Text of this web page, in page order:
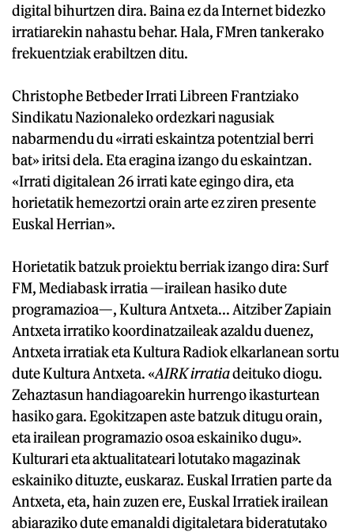
digital bihurtzen dira. Baina ez da Internet bidezko
irratiarekin nahastu behar. Hala, FMren tankerako
frekuentziak erabiltzen ditu.
Christophe Betbeder Irrati Libreen Frantziako
Sindikatu Nazionaleko ordezkari nagusiak
nabarmendu du «irrati eskaintza potentzial berri
bat» iritsi dela. Eta eragina izango du eskaintzan.
«Irrati digitalean 26 irrati kate egingo dira, eta
horietatik hemezortzi orain arte ez ziren presente
Euskal Herrian».
Horietatik batzuk proiektu berriak izango dira: Surf
FM, Mediabask irratia —irailean hasiko dute
programazioa—, Kultura Antxeta... Aitziber Zapiain
Antxeta irratiko koordinatzaileak azaldu duenez,
Antxeta irratiak eta Kultura Radiok elkarlanean sortu
dute Kultura Antxeta. «AIRK irratiadeituko diogu.
Zehaztasun handiagoarekin hurrengo ikasturtean
hasiko gara. Egokitzapen aste batzuk ditugu orain,
eta irailean programazio osoa eskainiko dugu».
Kulturari eta aktualitateari lotutako magazinak
eskainiko dituzte, euskaraz. Euskal Irratien parte da
Antxeta, eta, hain zuzen ere, Euskal Irratiek irailean
abiaraziko dute emanaldi digitaletara bideratutako